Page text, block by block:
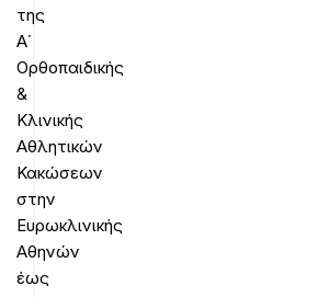
της
Α΄
Ορθοπαιδικής
&
Κλινικής
Αθλητικών
Κακώσεων
στην
Ευρωκλινικής
Αθηνών
έως